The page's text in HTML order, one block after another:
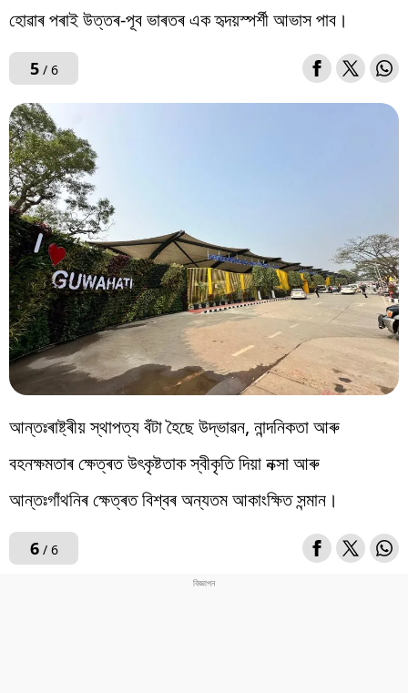
হোৱাৰ পৰাই উত্তৰ-পূব ভাৰতৰ এক হৃদয়স্পৰ্শী আভাস পাব।
5/ 6
আন্তঃৰাষ্ট্ৰীয় স্থাপত্য বঁটা হৈছে উদ্ভাৱন, নান্দনিকতা আৰু
বহনক্ষমতাৰ ক্ষেত্ৰত উৎকৃষ্টতাক স্বীকৃতি দিয়া নক্সা আৰু
আন্তঃগাঁথনিৰ ক্ষেত্ৰত বিশ্বৰ অন্যতম আকাংক্ষিত সন্মান।
6/ 6